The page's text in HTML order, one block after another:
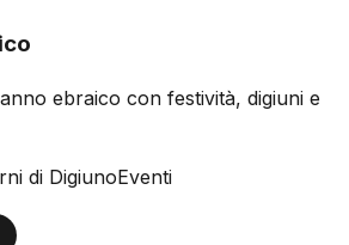
ebraico con festività, digiuni e
di DigiunoEventi